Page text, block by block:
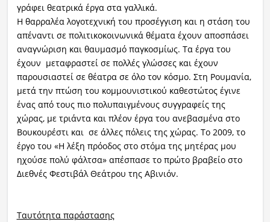
γράφει θεατρικά έργα στα γαλλικά.
Η θαρραλέα λογοτεχνική του προσέγγιση και η στάση του
απέναντι σε πολιτικοκοινωνικά θέματα έχουν αποσπάσει
αναγνώριση και θαυμασμό παγκοσμίως. Τα έργα του
έχουν μεταφραστεί σε πολλές γλώσσες και έχουν
παρουσιαστεί σε θέατρα σε όλο τον κόσμο. Στη Ρουμανία,
μετά την πτώση του κομμουνιστικού καθεστώτος έγινε
ένας από τους πιο πολυπαιγμένους συγγραφείς της
χώρας, με τριάντα και πλέον έργα του ανεβασμένα στο
Βουκουρέστι και σε άλλες πόλεις της χώρας. Το 2009, το
έργο του «Η λέξη πρόοδος στο στόμα της μητέρας μου
ηχούσε πολύ φάλτσα» απέσπασε το πρώτο βραβείο στο
Διεθνές Φεστιβάλ Θεάτρου της Αβινιόν.
Ταυτότητα παράστασης